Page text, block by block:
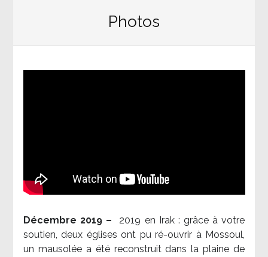
Photos
Décembre 2019 – 2019 en Irak : grâce à votre
soutien, deux églises ont pu ré-ouvrir à Mossoul,
un mausolée a été reconstruit dans la plaine de